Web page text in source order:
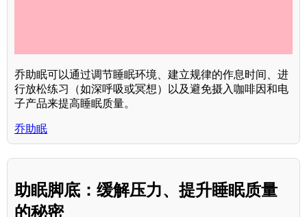
乔助眠可以通过调节睡眠环境、建立规律的作息时间、进
行放松练习（如深呼吸或冥想）以及避免摄入咖啡因和电
子产品来提高睡眠质量。
乔助眠
助眠脚底：缓解压力、提升睡眠质量
的秘密